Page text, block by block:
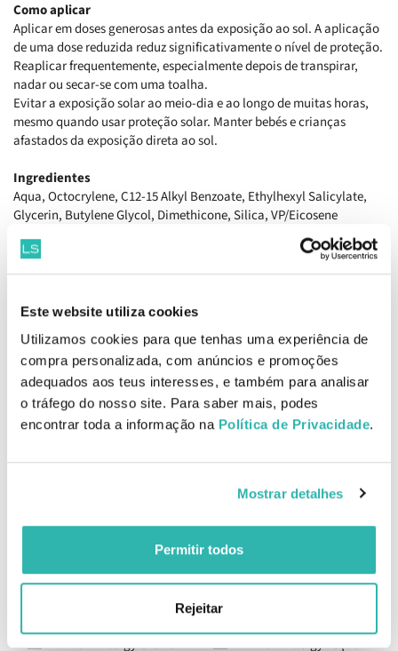
Este website utiliza cookies
Utilizamos cookies para que tenhas uma experiência de
compra personalizada, com anúncios e promoções
adequados aos teus interesses, e também para analisar
o tráfego do nosso site. Para saber mais, podes
encontrar toda a informação na Política de Privacidade.
Mostrar detalhes
Permitir todos
Rejeitar
Como aplicar
Aplicar em doses generosas antes da exposição ao sol. A aplicação
de uma dose reduzida reduz significativamente o nível de proteção.
Reaplicar frequentemente, especialmente depois de transpirar,
nadar ou secar-se com uma toalha.
Evitar a exposição solar ao meio-dia e ao longo de muitas horas,
mesmo quando usar proteção solar. Manter bebés e crianças
afastados da exposição direta ao sol.
Ingredientes
Aqua, Octocrylene, C12-15 Alkyl Benzoate, Ethylhexyl Salicylate,
Glycerin, Butylene Glycol, Dimethicone, Silica, VP/Eicosene
Copolymer, Cyclohexasiloxane, Methylene bis-benzotriazolyl
tetramethylbutylphenol (nano), Styrene/Acrylates Copolymer,
Butyrospermum Parkii Butter, Butyl Methoxydibenzoylmethane,
Hydroxybenzoyl Hexyl Benzoate, Cetyl Alcohol, Chrysanthemum
Acid, Pentylene Glycol, Propylene Glycol, Acrylates Copolymer,
Sodium Polyacrylate, Caprylyl Glycol, Cyclopentasiloxane, Linseed
Acid, Glyceryl Stearate, PEG-75 Stearate, PEG-8 Laurate, Potassium
Cetyl Phosphate, Decyl Glucoside, Ceteth-20, Steareth-20, Sodium
Dodecylbenzenesulfonate, Cetearyl Alcohol, Xanthan Gum,
DisodiumEDTA, Ascorbyl Palmitate, Phenoxyethanol, Potassium
Sorbate, Parfum.
Comentários
Produtos Relacionados